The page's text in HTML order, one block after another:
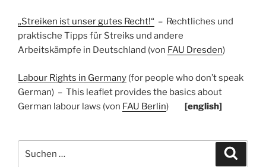
„Streiken ist unser gutes Recht!“ – Rechtliches und
praktische Tipps für Streiks und andere
Arbeitskämpfe in Deutschland (von FAU Dresden)
Labour Rights in Germany (for people who don’t speak
German) – This leaflet provides the basics about
German labour laws (von FAU Berlin) [english]
nach: